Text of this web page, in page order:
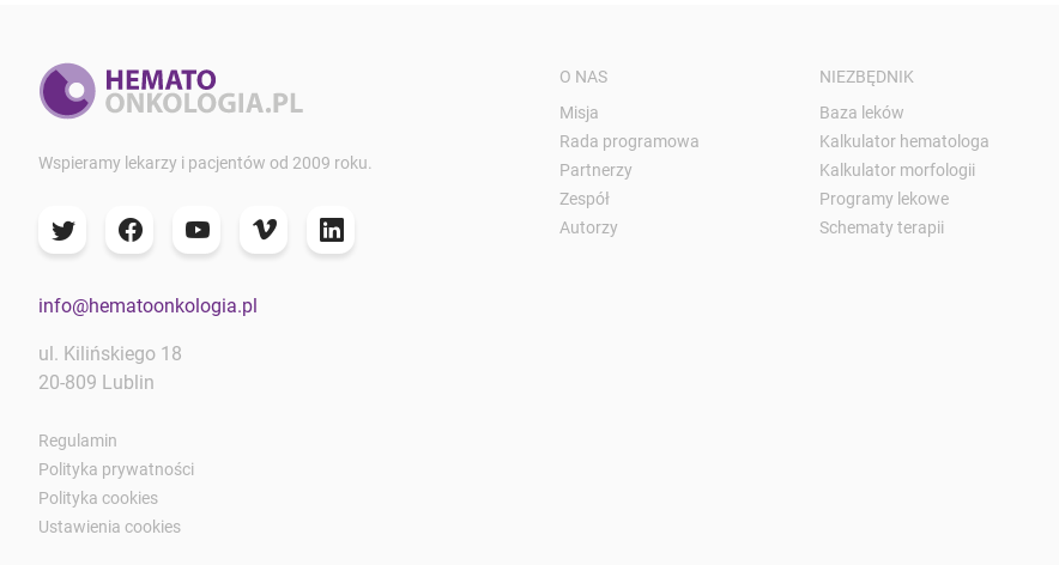
Wspieramy lekarzy i pacjentów od 2009 roku.
info@hematoonkologia.pl
ul. Kilińskiego 18
20-809 Lublin
Regulamin
Polityka prywatności
Polityka cookies
Ustawienia cookies
O NAS
Misja
Rada programowa
Partnerzy
Zespół
Autorzy
NIEZBĘDNIK
Baza leków
Kalkulator hematologa
Kalkulator morfologii
Programy lekowe
Schematy terapii